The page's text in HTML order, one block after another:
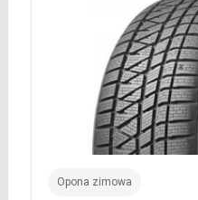
Opona zimowa